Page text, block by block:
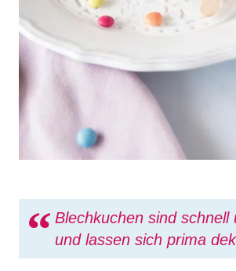
Blechkuchen sind schnell
und lassen sich prima